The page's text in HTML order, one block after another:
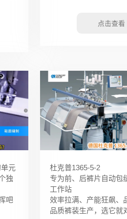
点击查看
元
独
吧
杜克普1365-5-2
专为前、后裤片自动包
工作站
效率拉满、产能狂飙、
品质裤装生产，选它就